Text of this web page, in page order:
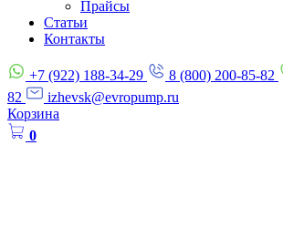
Прайсы
Статьи
Контакты
+7 (922) 188-34-29 8 (800) 200-85-82
82
izhevsk@evropump.ru
Корзина
0